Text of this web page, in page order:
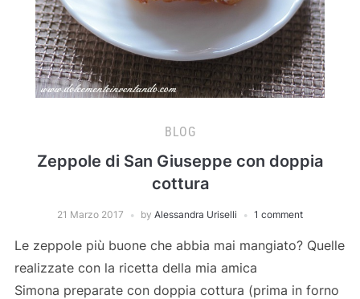
BLOG
Zeppole di San Giuseppe con doppia
cottura
21 Marzo 2017 by Alessandra Uriselli 1 comment
Le zeppole più buone che abbia mai mangiato? Quelle
realizzate con la ricetta della mia amica
Simona preparate con doppia cottura (prima in forno